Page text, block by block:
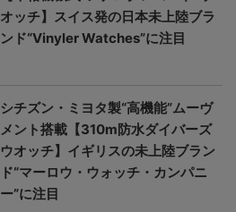
オッチ】スイス発の日本未上陸ブラ
ンド“Vinyler Watches”に注目
シチズン・ミヨタ製“高機能”ムーヴ
メント搭載【310m防水ダイバーズ
ウオッチ】イギリスの未上陸ブラン
ド“マーロウ・ウォッチ・カンパニ
ー”に注目